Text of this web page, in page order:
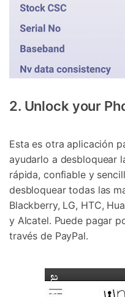
2. Unlock your
Esta es otra aplicación
ayudarlo a desbloquear
rápida, confiable y
desbloquear todas las
Blackberry, LG, HTC,
y Alcatel. Puede pagar
través de PayPal.